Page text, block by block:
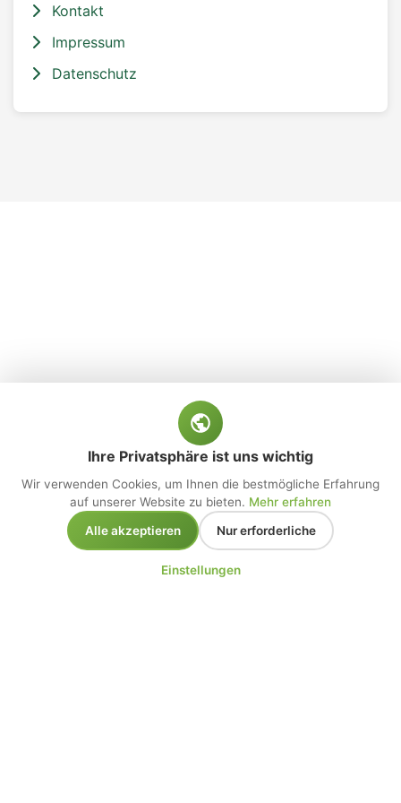
Kontakt
Impressum
Datenschutz
Ihre Privatsphäre ist uns wichtig
Wir verwenden Cookies, um Ihnen die bestmögliche Erfahrung
auf unserer Website zu bieten. Mehr erfahren
Alle akzeptieren
Nur erforderliche
Einstellungen